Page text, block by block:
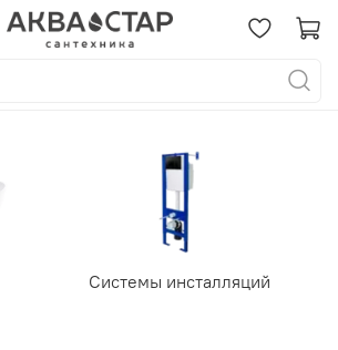
Системы инсталляций